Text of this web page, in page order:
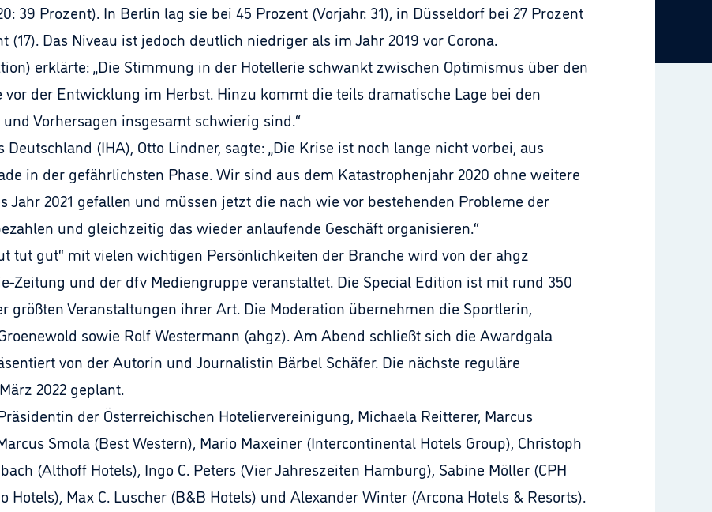
39 Prozent). In Berlin lag sie bei 45 Prozent (Vorjahr: 31), in Düsseldorf bei 27 Prozent
Das Niveau ist jedoch deutlich niedriger als im Jahr 2019 vor Corona.
erklärte: „Die Stimmung in der Hotellerie schwankt zwischen Optimismus über den
vor der Entwicklung im Herbst. Hinzu kommt die teils dramatische Lage bei den
Vorhersagen insgesamt schwierig sind.“
(IHA), Otto Lindner, sagte: „Die Krise ist noch lange nicht vorbei, aus
in der gefährlichsten Phase. Wir sind aus dem Katastrophenjahr 2020 ohne weitere
Jahr 2021 gefallen und müssen jetzt die nach wie vor bestehenden Probleme der
und gleichzeitig das wieder anlaufende Geschäft organisieren.“
tut gut“ mit vielen wichtigen Persönlichkeiten der Branche wird von der ahgz
Zeitung und der dfv Mediengruppe veranstaltet. Die Special Edition ist mit rund 350
größten Veranstaltungen ihrer Art. Die Moderation übernehmen die Sportlerin,
sowie Rolf Westermann (ahgz). Am Abend schließt sich die Awardgala
von der Autorin und Journalistin Bärbel Schäfer. Die nächste reguläre
2022 geplant.
der Österreichischen Hoteliervereinigung, Michaela Reitterer, Marcus
Smola (Best Western), Mario Maxeiner (Intercontinental Hotels Group), Christoph
(Althoff Hotels), Ingo C. Peters (Vier Jahreszeiten Hamburg), Sabine Möller (CPH
Hotels), Max C. Luscher (B&B Hotels) und Alexander Winter (Arcona Hotels & Resorts).